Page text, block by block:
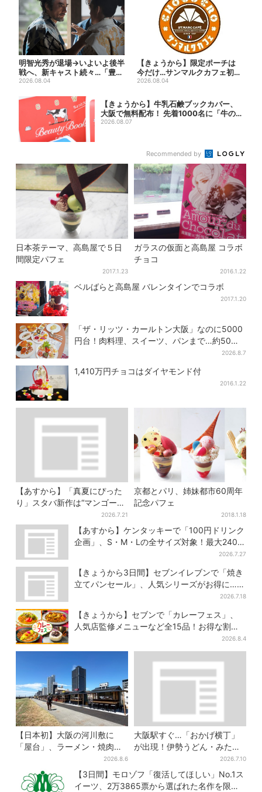
明智光秀が退場→いよいよ後半
戦へ、新キャスト続々…「豊臣
兄弟！」振り返り＆第30...
2026.08.04
【きょうから】限定ポーチは
今だけ…サンマルクカフェ初の
「夏福袋」、実質無料でレア...
2026.08.04
【きょうから】牛乳石鹸ブックカバー、
大阪で無料配布！ 先着1000名に「牛の
カー...
2026.08.07
Recommended by
日本茶テーマ、高島屋で５日
間限定パフェ
2017.1.23
ガラスの仮面と高島屋 コラボ
チョコ
2016.1.22
ベルばらと高島屋 バレンタインでコラボ
2017.1.20
「ザ・リッツ・カールトン大阪」なのに5000
円台！肉料理、スイーツ、パンまで…約50種
2026.8.7
1,410万円チョコはダイヤモンド付
2016.1.22
【あすから】「真夏にぴった
り」スタバ新作は“マンゴー×
オレンジ”、果肉ごろっと…さ
っぱり3種が登場
2026.7.21
京都とパリ、姉妹都市60周年
記念パフェ
2018.1.18
【あすから】ケンタッキーで「100円ドリンク
企画」、S・M・Lの全サイズ対象！最大240円
2026.7.27
【きょうから3日間】セブンイレブンで「焼き
立てパンセール」、人気シリーズがお得に…チ
2026.7.18
【きょうから】セブンで「カレーフェス」、
人気店監修メニューなど全15品！お得な割引
2026.8.4
【日本初】大阪の河川敷に
「屋台」、ラーメン・焼肉・
しゃぶしゃぶ・カフェまで…
22店舗がオープン
2026.8.6
大阪駅すぐ…「おかげ横丁」
が出現！伊勢うどん・みたら
しだんご・かき氷など、名物
グルメが集結
2026.7.10
【3日間】モロゾフ「復活してほしい」No.1ス
イーツ、2万3865票から選ばれた名作を限定